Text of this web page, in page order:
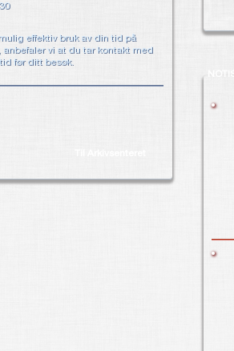
effektiv bruk av din tid på
anbefaler vi at du tar kontakt med
før ditt besøk.